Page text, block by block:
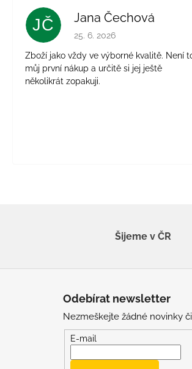
JČ Jana Čechová
Hodnocení obchodu je 5 z 5
25. 6. 2026
Zboží jako vždy ve výborné kvalitě. Není
můj první nákup a určitě si jej ještě
několikrát zopakuji.
Šijeme v ČR
Odebírat newsletter
Nezmeškejte žádné novinky
E-mail